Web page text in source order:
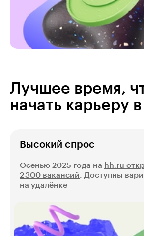
Лучшее время,
начать карьеру в
Высокий спрос
Осенью 2025 года на hh.ru
2 300 вакансий. Доступны
на удалёнке